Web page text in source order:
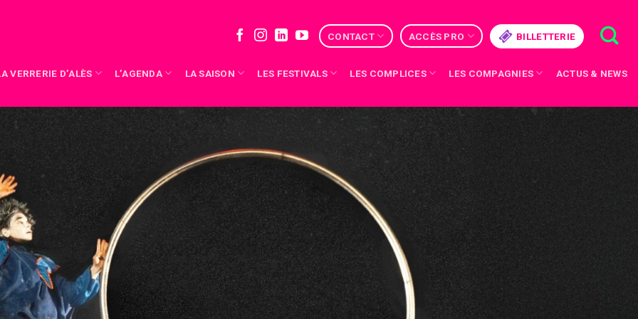
CONTACT ACCÈS PRO BILLETTERIE
VERRERIE D’ALÈS L’AGENDA LA SAISON LES FESTIVALS LES COMPLICES LES COMPAGNIES ACTUS & NEWS